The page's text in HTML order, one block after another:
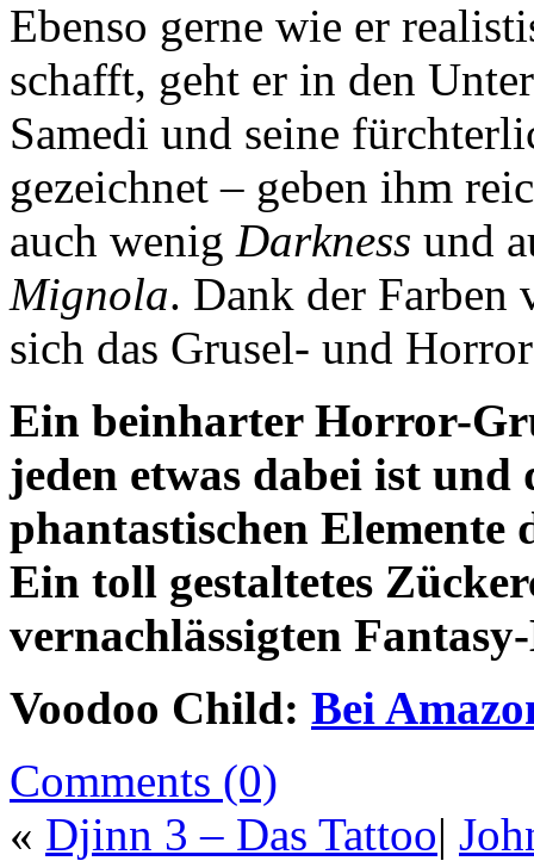
Ebenso gerne wie er
schafft, geht er in den
Samedi und seine
gezeichnet – geben ihm
auch wenig Darkness und
Mignola. Dank der Farben
sich das Grusel- und
Ein beinharter Horror-
jeden etwas dabei ist
phantastischen Elemente
Ein toll gestaltetes
vernachlässigten
Voodoo Child: Bei
Comments (0)
« Djinn 3 – Das Tattoo|